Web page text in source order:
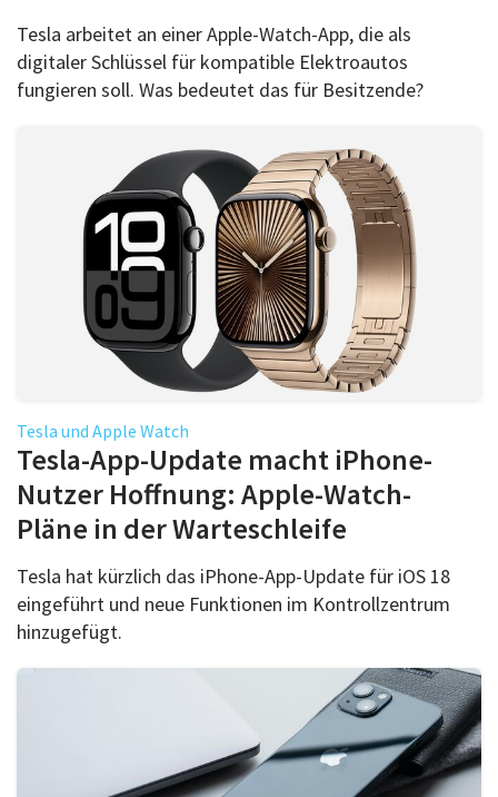
Tesla arbeitet an einer Apple-Watch-App, die als
digitaler Schlüssel für kompatible Elektroautos
fungieren soll. Was bedeutet das für Besitzende?
Tesla und Apple Watch
Tesla-App-Update macht iPhone-
Nutzer Hoffnung: Apple-Watch-
Pläne in der Warteschleife
Tesla hat kürzlich das iPhone-App-Update für iOS 18
eingeführt und neue Funktionen im Kontrollzentrum
hinzugefügt.